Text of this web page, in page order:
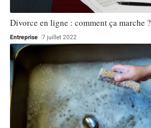
Divorce en ligne : comment ça marche ?
Entreprise 7 juillet 2022